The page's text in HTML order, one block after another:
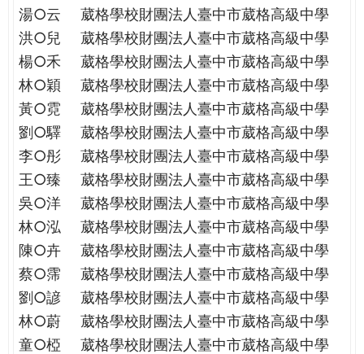
湯○云
葳格學校財團法人臺中市葳格高級中學
洪○兒
葳格學校財團法人臺中市葳格高級中學
楊○禾
葳格學校財團法人臺中市葳格高級中學
林○穎
葳格學校財團法人臺中市葳格高級中學
黃○霓
葳格學校財團法人臺中市葳格高級中學
劉○驛
葳格學校財團法人臺中市葳格高級中學
李○彤
葳格學校財團法人臺中市葳格高級中學
王○臻
葳格學校財團法人臺中市葳格高級中學
吳○洋
葳格學校財團法人臺中市葳格高級中學
林○泓
葳格學校財團法人臺中市葳格高級中學
陳○卉
葳格學校財團法人臺中市葳格高級中學
蔡○霈
葳格學校財團法人臺中市葳格高級中學
劉○諺
葳格學校財團法人臺中市葳格高級中學
林○蔚
葳格學校財團法人臺中市葳格高級中學
童○椏
葳格學校財團法人臺中市葳格高級中學